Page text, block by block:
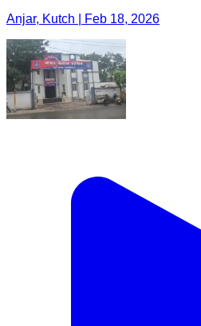
Anjar, Kutch | Feb 18, 2026